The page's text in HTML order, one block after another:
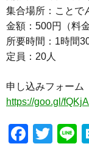
集合場所：ことで
金額：500円（料
所要時間：1時間
定員：20人
申し込みフォーム
https://goo.gl/
F
T